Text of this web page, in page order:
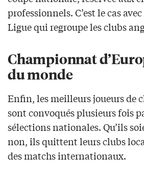
professionnels. C’est le cas
Ligue qui regroupe les clubs
Championnat
du monde
Enfin, les meilleurs joueurs de
sont convoqués plusieurs fois
sélections nationales. Qu’ils
non, ils quittent leurs clubs
des matchs internationaux.